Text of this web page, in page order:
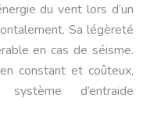
du vent lors d’un
Sa légèreté
en cas de séisme.
constant et coûteux,
d’entraide